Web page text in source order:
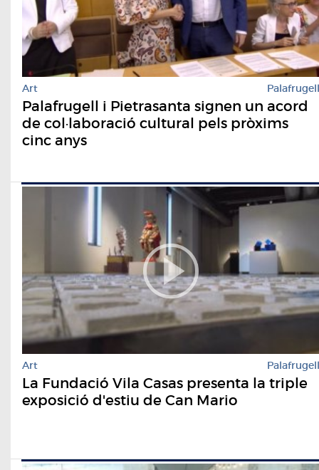
Art Palafrugell
Palafrugell i Pietrasanta signen un acord
de col·laboració cultural pels pròxims
cinc anys
Art Palafrugell
La Fundació Vila Casas presenta la triple
exposició d'estiu de Can Mario